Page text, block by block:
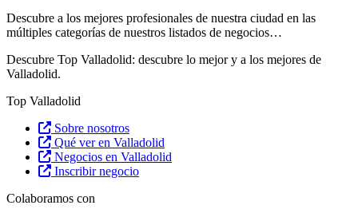
Descubre a los mejores profesionales de nuestra ciudad en las
múltiples categorías de nuestros listados de negocios…
Descubre Top Valladolid: descubre lo mejor y a los mejores de
Valladolid.
Top Valladolid
Sobre nosotros
Qué ver en Valladolid
Negocios en Valladolid
Inscribir negocio
Colaboramos con